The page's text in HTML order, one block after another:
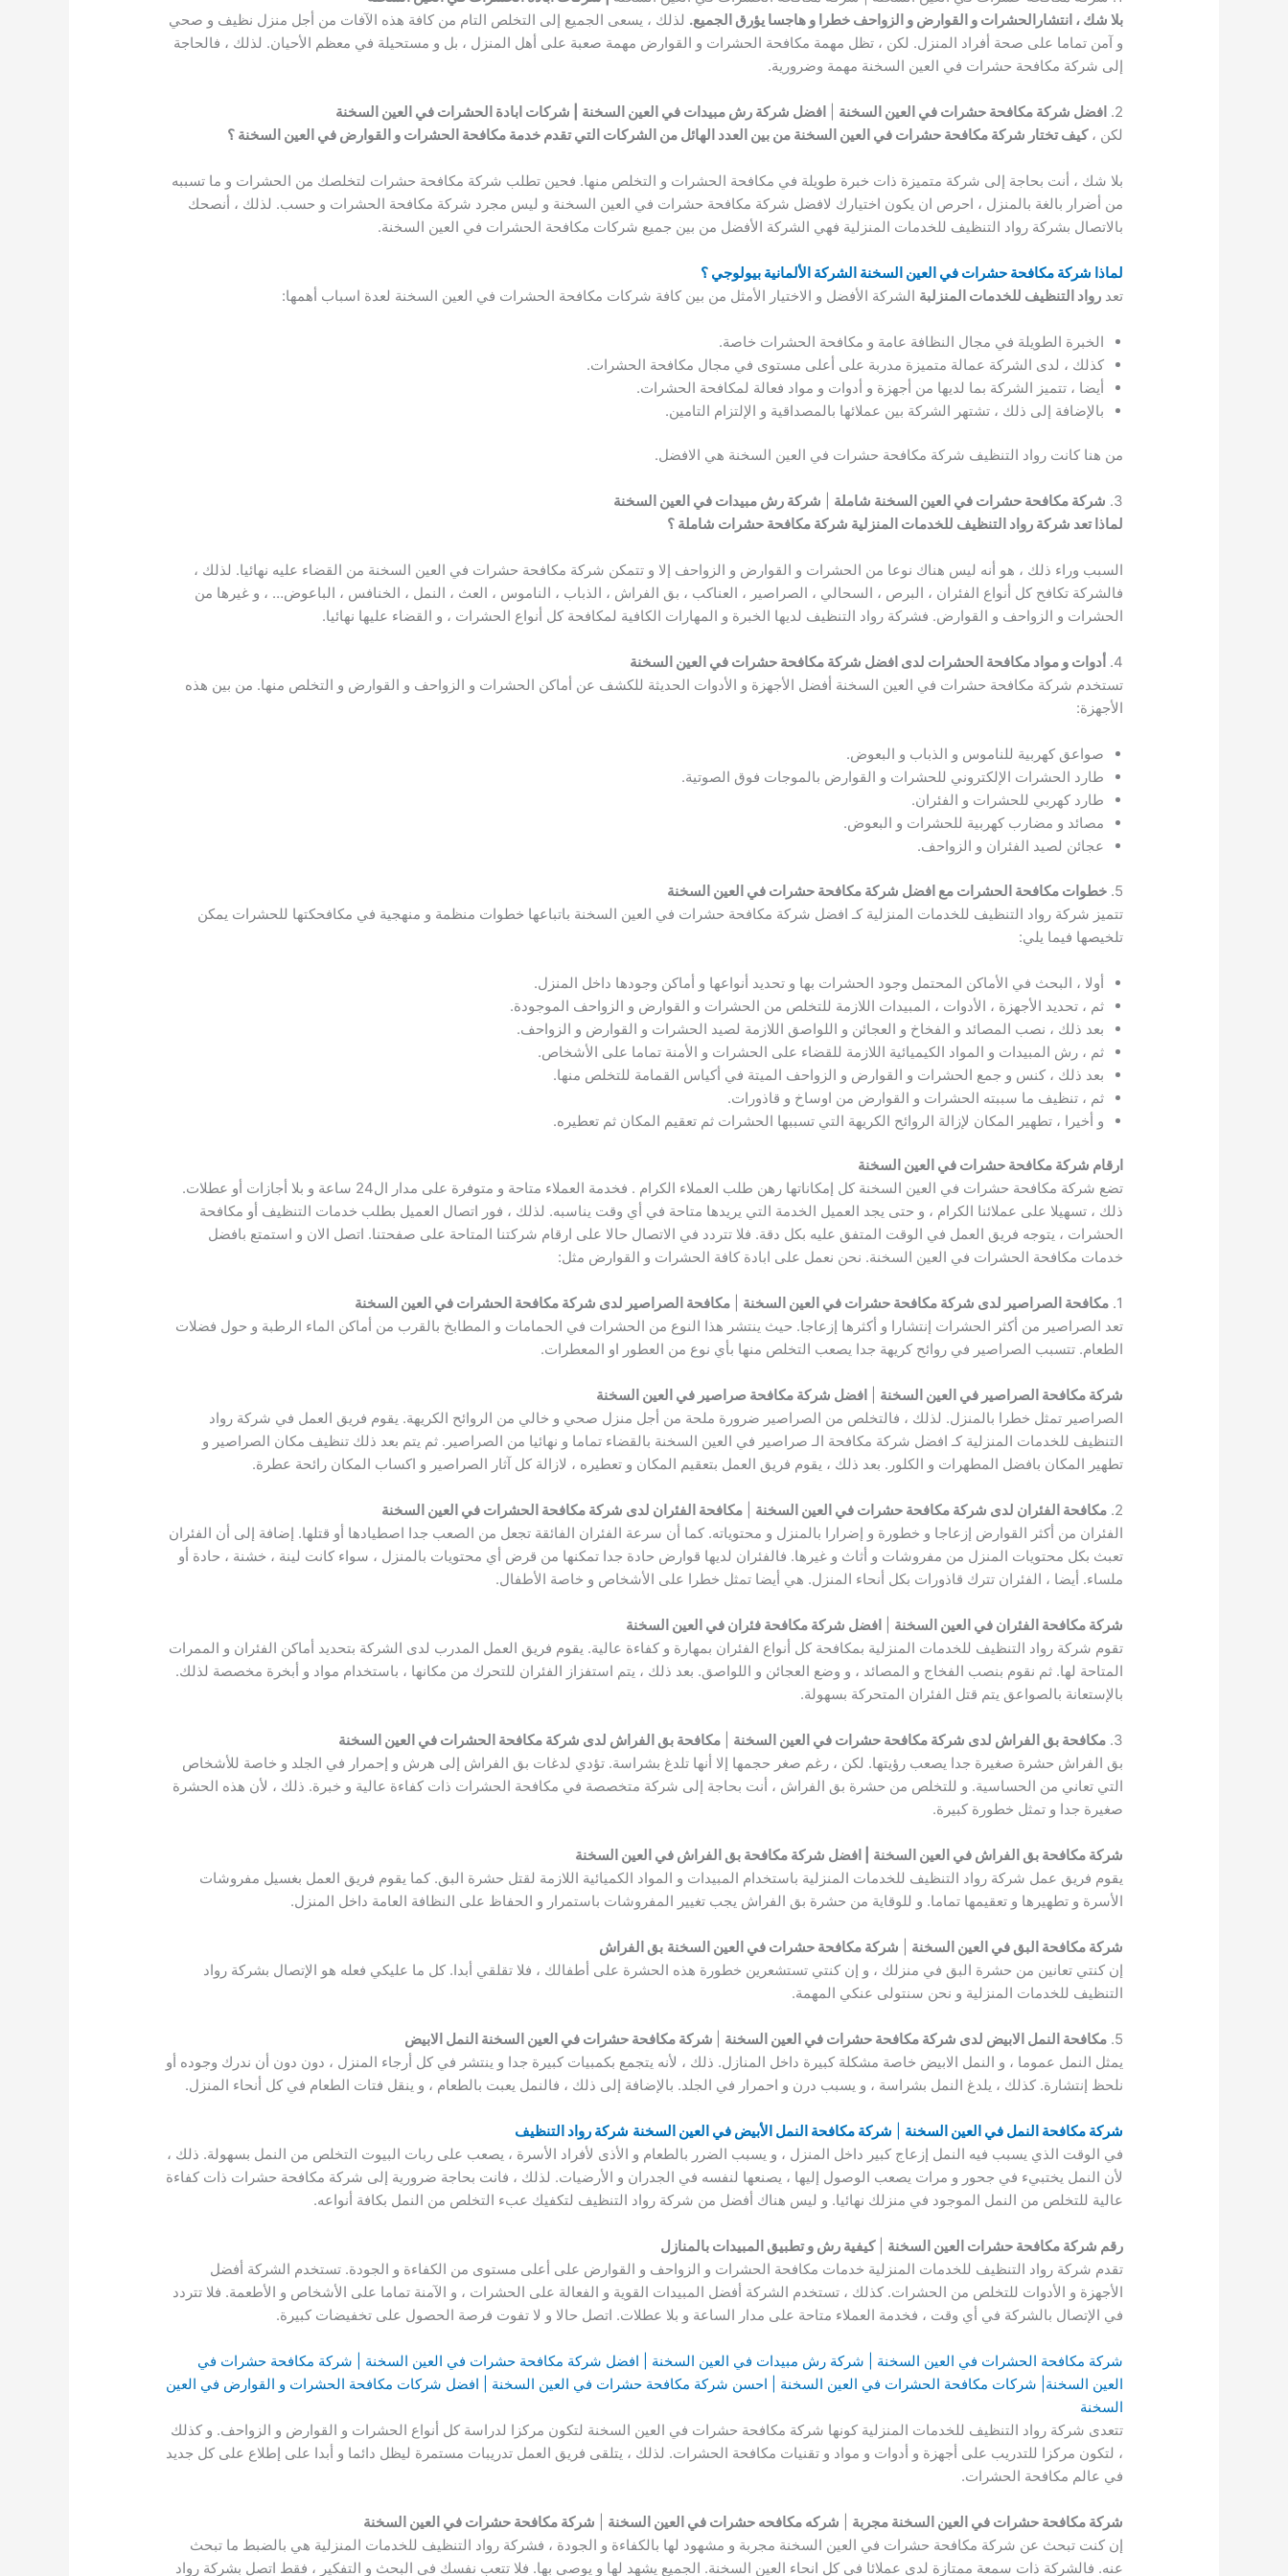
بلا شك ، انتشارالحشرات و القوارض و الزواحف خطرا و هاجسا يؤرق الجميع. لذلك ، يسعى الجميع إلى التخلص التام من كافة هذه الآفات من أجل منزل نظيف و صحي
و آمن تماما على صحة أفراد المنزل. لكن ، تظل مهمة مكافحة الحشرات و القوارض مهمة صعبة على أهل المنزل ، بل و مستحيلة في معظم الأحيان. لذلك ، فالحاجة
إلى شركة مكافحة حشرات في العين السخنة مهمة وضرورية.
2. افضل شركة مكافحة حشرات في العين السخنة |افضل شركة رش مبيدات في العين السخنة | شركات ابادة الحشرات في العين السخنة
لكن ،كيف تختار شركة مكافحة حشرات في العين السخنة من بين العدد الهائل من الشركات التي تقدم خدمة مكافحة الحشرات و القوارض في العين السخنة ؟
بلا شك ، أنت بحاجة إلى شركة متميزة ذات خبرة طويلة في مكافحة الحشرات و التخلص منها. فحين تطلب شركة مكافحة حشرات لتخلصك من الحشرات و ما تسببه
من أضرار بالغة بالمنزل ، احرص ان يكون اختيارك لافضل شركة مكافحة حشرات في العين السخنة و ليس مجرد شركة مكافحة الحشرات و حسب. لذلك ، أنصحك
بالاتصال بشركة رواد التنظيف للخدمات المنزلية فهي الشركة الأفضل من بين جميع شركات مكافحة الحشرات في العين السخنة.
لماذا شركة مكافحة حشرات في العين السخنة الشركة الألمانية بيولوجي ؟
تعدرواد التنظيف للخدمات المنزلبة الشركة الأفضل و الاختيار الأمثل من بين كافة شركات مكافحة الحشرات في العين السخنة لعدة اسباب أهمها:
الخبرة الطويلة في مجال النظافة عامة و مكافحة الحشرات خاصة.
كذلك ، لدى الشركة عمالة متميزة مدربة على أعلى مستوى في مجال مكافحة الحشرات.
أيضا ، تتميز الشركة بما لديها من أجهزة و أدوات و مواد فعالة لمكافحة الحشرات.
بالإضافة إلى ذلك ، تشتهر الشركة بين عملائها بالمصداقية و الإلتزام التامين.
من هنا كانت رواد التنظيف شركة مكافحة حشرات في العين السخنة هي الافضل.
3. شركة مكافحة حشرات في العين السخنة شاملة
شركة رش مبيدات في العين السخنة
لماذا تعد شركة رواد التنظيف للخدمات المنزلية شركة مكافحة حشرات شاملة ؟
السبب وراء ذلك ، هو أنه ليس هناك نوعا من الحشرات و القوارض و الزواحف إلا و تتمكن شركة مكافحة حشرات في العين السخنة من القضاء عليه نهائيا. لذلك ،
فالشركة تكافح كل أنواع الفئران ، البرص ، السحالي ، الصراصير ، العناكب ، بق الفراش ، الذباب ، الناموس ، العث ، النمل ، الخنافس ، الباعوض… ، و غيرها من
الحشرات و الزواحف و القوارض. فشركة رواد التنظيف لديها الخبرة و المهارات الكافية لمكافحة كل أنواع الحشرات ، و القضاء عليها نهائيا.
4. أدوات و مواد مكافحة الحشرات لدى افضل شركة مكافحة حشرات في العين السخنة
تستخدم شركة مكافحة حشرات في العين السخنة أفضل الأجهزة و الأدوات الحديثة للكشف عن أماكن الحشرات و الزواحف و القوارض و التخلص منها. من بين هذه
الأجهزة:
صواعق كهربية للناموس و الذباب و البعوض.
طارد الحشرات الإلكتروني للحشرات و القوارض بالموجات فوق الصوتية.
طارد كهربي للحشرات و الفئران.
مصائد و مضارب كهربية للحشرات و البعوض.
عجائن لصيد الفئران و الزواحف.
5. خطوات مكافحة الحشرات مع افضل شركة مكافحة حشرات في العين السخنة
تتميز شركة رواد التنظيف للخدمات المنزلية كـ افضل شركة مكافحة حشرات في العين السخنة باتباعها خطوات منظمة و منهجية في مكافحكتها للحشرات يمكن
تلخيصها فيما يلي:
أولا ، البحث في الأماكن المحتمل وجود الحشرات بها و تحديد أنواعها و أماكن وجودها داخل المنزل.
ثم ، تحديد الأجهزة ، الأدوات ، المبيدات اللازمة للتخلص من الحشرات و القوارض و الزواحف الموجودة.
بعد ذلك ، نصب المصائد و الفخاخ و العجائن و اللواصق اللازمة لصيد الحشرات و القوارض و الزواحف.
ثم ، رش المبيدات و المواد الكيميائية اللازمة للقضاء على الحشرات و الأمنة تماما على الأشخاص.
بعد ذلك ، كنس و جمع الحشرات و القوارض و الزواحف الميتة في أكياس القمامة للتخلص منها.
ثم ، تنظيف ما سببته الحشرات و القوارض من اوساخ و قاذورات.
و أخيرا ، تطهير المكان لإزالة الروائح الكريهة التي تسببها الحشرات ثم تعقيم المكان ثم تعطيره.
ارقام شركة مكافحة حشرات في العين السخنة
تضع شركة مكافحة حشرات في العين السخنة كل إمكاناتها رهن طلب العملاء الكرام . فخدمة العملاء متاحة و متوفرة على مدار ال24 ساعة و بلا أجازات أو عطلات.
ذلك ، تسهيلا على عملائنا الكرام ، و حتى يجد العميل الخدمة التي يريدها متاحة في أي وقت يناسبه. لذلك ، فور اتصال العميل بطلب خدمات التنظيف أو مكافحة
الحشرات ، يتوجه فريق العمل في الوقت المتفق عليه بكل دقة. فلا تتردد في الاتصال حالا على ارقام شركتنا المتاحة على صفحتنا. اتصل الان و استمتع بافضل
خدمات مكافحة الحشرات في العين السخنة. نحن نعمل على ابادة كافة الحشرات و القوارض مثل:
1. مكافحة الصراصير لدى شركة مكافحة حشرات في العين السخنة |مكافحة الصراصير لدى شركة مكافحة الحشرات في العين السخنة
تعد الصراصير من أكثر الحشرات إنتشارا و أكثرها إزعاجا. حيث ينتشر هذا النوع من الحشرات في الحمامات و المطابخ بالقرب من أماكن الماء الرطبة و حول فضلات
الطعام. تتسبب الصراصير في روائح كريهة جدا يصعب التخلص منها بأي نوع من العطور او المعطرات.
شركة مكافحة الصراصير في العين السخنة |افضل شركة مكافحة صراصير في العين السخنة
الصراصير تمثل خطرا بالمنزل. لذلك ، فالتخلص من الصراصير ضرورة ملحة من أجل منزل صحي و خالي من الروائح الكريهة. يقوم فريق العمل في شركة رواد
التنظيف للخدمات المنزلية كـ افضل شركة مكافحة الـ صراصير في العين السخنة بالقضاء تماما و نهائيا من الصراصير. ثم يتم بعد ذلك تنظيف مكان الصراصير و
تطهير المكان بافضل المطهرات و الكلور. بعد ذلك ، يقوم فريق العمل بتعقيم المكان و تعطيره ، لازالة كل آثار الصراصير و اكساب المكان رائحة عطرة.
2. مكافحة الفئران لدى شركة مكافحة حشرات في العين السخنة |مكافحة الفئران لدى شركة مكافحة الحشرات في العين السخنة
الفئران من أكثر القوارض إزعاجا و خطورة و إضرارا بالمنزل و محتوياته. كما أن سرعة الفئران الفائقة تجعل من الصعب جدا اصطيادها أو قتلها. إضافة إلى أن الفئران
تعبث بكل محتويات المنزل من مفروشات و أثاث و غيرها. فالفئران لديها قوارض حادة جدا تمكنها من قرض أي محتويات بالمنزل ، سواء كانت لينة ، خشنة ، حادة أو
ملساء. أيضا ، الفئران تترك قاذورات بكل أنحاء المنزل. هي أيضا تمثل خطرا على الأشخاص و خاصة الأطفال.
شركة مكافحة الفئران في العين السخنة |افضل شركة مكافحة فئران في العين السخنة
تقوم شركة رواد التنظيف للخدمات المنزلية بمكافحة كل أنواع الفئران بمهارة و كفاءة عالية. يقوم فريق العمل المدرب لدى الشركة بتحديد أماكن الفئران و الممرات
المتاحة لها. ثم نقوم بنصب الفخاج و المصائد ، و وضع العجائن و اللواصق. بعد ذلك ، يتم استفزاز الفئران للتحرك من مكانها ، باستخدام مواد و أبخرة مخصصة لذلك.
بالإستعانة بالصواعق يتم قتل الفئران المتحركة بسهولة.
3. مكافحة بق الفراش لدى شركة مكافحة حشرات في العين السخنة |مكافحة بق الفراش لدى شركة مكافحة الحشرات في العين السخنة
بق الفراش حشرة صغيرة جدا يصعب رؤيتها. لكن ، رغم صغر حجمها إلا أنها تلدغ بشراسة. تؤدي لدغات بق الفراش إلى هرش و إحمرار في الجلد و خاصة للأشخاص
التي تعاني من الحساسية. و للتخلص من حشرة بق الفراش ، أنت بحاجة إلى شركة متخصصة في مكافحة الحشرات ذات كفاءة عالية و خبرة. ذلك ، لأن هذه الحشرة
صغيرة جدا و تمثل خطورة كبيرة.
شركة مكافحة بق الفراش في العين السخنة | افضل شركة مكافحة بق الفراش في العين السخنة
يقوم فريق عمل شركة رواد التنظيف للخدمات المنزلية باستخدام المبيدات و المواد الكميائية اللازمة لقتل حشرة البق. كما يقوم فريق العمل بغسيل مفروشات
الأسرة و تطهيرها و تعقيمها تماما. و للوقاية من حشرة بق الفراش يجب تغيير المفروشات باستمرار و الحفاظ على النظافة العامة داخل المنزل.
شركة مكافحة البق في العين السخنة شركة مكافحة حشرات في العين السخنة بق الفراش
إن كنتي تعانين من حشرة البق في منزلك ، و إن كنتي تستشعرين خطورة هذه الحشرة على أطفالك ، فلا تقلقي أبدا. كل ما عليكي فعله هو الإتصال بشركة رواد
التنظيف للخدمات المنزلية و نحن سنتولى عنكي المهمة.
5. مكافحة النمل الابيض لدى شركة مكافحة حشرات في العين السخنة
شركة مكافحة حشرات في العين السخنة النمل الابيض
يمثل النمل عموما ، و النمل الابيض خاصة مشكلة كبيرة داخل المنازل. ذلك ، لأنه يتجمع بكمبيات كبيرة جدا و ينتشر في كل أرجاء المنزل ، دون دون أن ندرك وجوده أو
نلحظ إنتشارة. كذلك ، يلدغ النمل بشراسة ، و يسبب درن و احمرار في الجلد. بالإضافة إلى ذلك ، فالنمل يعبت بالطعام ، و ينقل فتات الطعام في كل أنحاء المنزل.
شركة مكافحة النمل في العين السخنة شركة مكافحة النمل الأبيض في العين السخنة شركة رواد التنظيف
في الوقت الذي يسبب فيه النمل إزعاج كبير داخل المنزل ، و يسبب الضرر بالطعام و الأذى لأفراد الأسرة ، يصعب على ربات البيوت التخلص من النمل بسهولة. ذلك ،
لأن النمل يختبيء في جحور و مرات يصعب الوصول إليها ، يصنعها لنفسه في الجدران و الأرضيات. لذلك ، فانت بحاجة ضرورية إلى شركة مكافحة حشرات ذات كفاءة
عالية للتخلص من النمل الموجود في منزلك نهائيا. و ليس هناك أفضل من شركة رواد التنظيف لتكفيك عبء التخلص من النمل بكافة أنواعه.
رقم شركة مكافحة حشرات العين السخنة |كيفية رش و تطبيق المبيدات بالمنازل
تقدم شركة رواد التنظيف للخدمات المنزلية خدمات مكافحة الحشرات و الزواحف و القوارض على أعلى مستوى من الكفاءة و الجودة. تستخدم الشركة أفضل
الأجهزة و الأدوات للتخلص من الحشرات. كذلك ، تستخدم الشركة أفضل المبيدات القوية و الفعالة على الحشرات ، و الآمنة تماما على الأشخاص و الأطعمة. فلا تتردد
في الإتصال بالشركة في أي وقت ، فخدمة العملاء متاحة على مدار الساعة و بلا عطلات. اتصل حالا و لا تفوت فرصة الحصول على تخفيضات كبيرة.
شركة مكافحة الحشرات في العين السخنة | شركة رش مبيدات في العين السخنة | افضل شركة مكافحة حشرات في العين السخنة | شركة مكافحة حشرات في
العين السخنة| شركات مكافحة الحشرات في العين السخنة | احسن شركة مكافحة حشرات في العين السخنة | افضل شركات مكافحة الحشرات و القوارض في العين
السخنة
تتعدى شركة رواد التنظيف للخدمات المنزلية كونها شركة مكافحة حشرات في العين السخنة لتكون مركزا لدراسة كل أنواع الحشرات و القوارض و الزواحف. و كذلك
، لتكون مركزا للتدريب على أجهزة و أدوات و مواد و تقنيات مكافحة الحشرات. لذلك ، يتلقى فريق العمل تدريبات مستمرة ليظل دائما و أبدا على إطلاع على كل جديد
في عالم مكافحة الحشرات.
شركة مكافحة حشرات في العين السخنة مجربة شركه مكافحه حشرات في العين السخنة
شركة مكافحة حشرات في العين السخنة
إن كنت تبحث عن شركة مكافحة حشرات في العين السخنة مجربة و مشهود لها بالكفاءة و الجودة ، فشركة رواد التنظيف للخدمات المنزلية هي بالضبط ما تبحث
عنه. فالشركة ذات سمعة ممتازة لدى عملائا في كل انحاء العين السخنة. الجميع يشهد لها و يوصي بها. فلا تتعب نفسك في البحث و التفكير ، فقط اتصل بشركة رواد